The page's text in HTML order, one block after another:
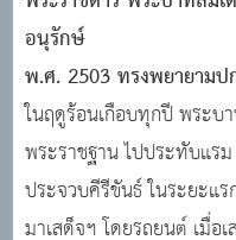
อนุรักษ์
พ.ศ. 2503 ทรงพยายามป
ในฤดูร้อนเกือบทุกปี พระบ
พระราชฐาน ไปประทับแร
ประจวบคีรีขันธ์ ในระยะแ
มาเสด็จฯ โดยรถยนต์ เมื่อ